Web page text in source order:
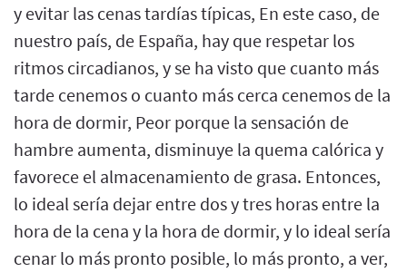
y evitar las cenas tardías típicas, En este caso, de
nuestro país, de España, hay que respetar los
ritmos circadianos, y se ha visto que cuanto más
tarde cenemos o cuanto más cerca cenemos de la
hora de dormir, Peor porque la sensación de
hambre aumenta, disminuye la quema calórica y
favorece el almacenamiento de grasa. Entonces,
lo ideal sería dejar entre dos y tres horas entre la
hora de la cena y la hora de dormir, y lo ideal sería
cenar lo más pronto posible, lo más pronto, a ver,